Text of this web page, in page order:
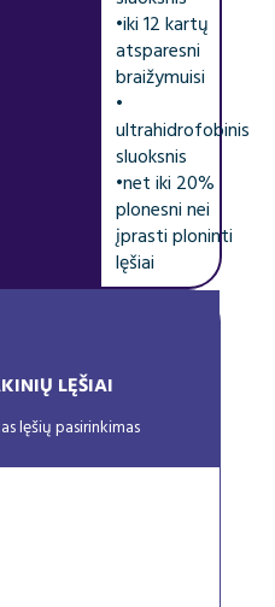
•iki 12 kartų
atsparesni
braižymuisi
•
ultrahidrofobinis
sluoksnis
•net iki 20%
plonesni nei
įprasti ploninti
lęšiai
LĘŠIAI
lęšių pasirinkimas